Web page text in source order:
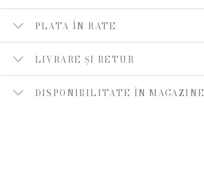
PLATA ÎN RATE
LIVRARE ȘI RETUR
DISPONIBILITATE ÎN MAGAZINE